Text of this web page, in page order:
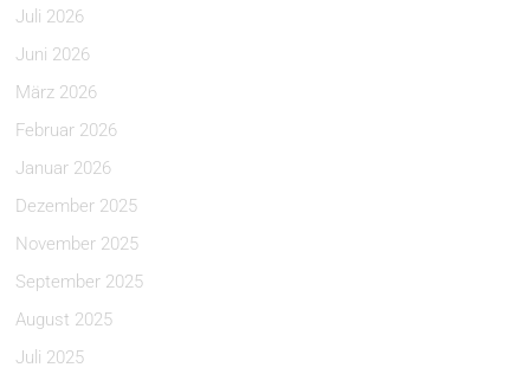
Juli 2026
Juni 2026
März 2026
Februar 2026
Januar 2026
Dezember 2025
November 2025
September 2025
August 2025
Juli 2025